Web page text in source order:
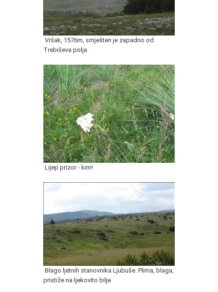
Vršak, 1576m, smješten je zapadno od
Trebiševa polja.
Lijep prizor - kim!
Blago ljetnih stanovnika Ljubuše. Plima, blaga,
pristiže na ljekovito bilje